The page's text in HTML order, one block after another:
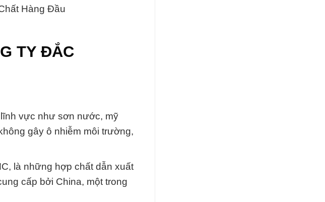
Hàng Đầu
TY ĐẮC
vực như sơn nước, mỹ
gây ô nhiễm môi trường,
là những hợp chất dẫn xuất
cấp bởi China, một trong